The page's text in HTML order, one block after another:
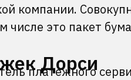
компании.
это пакет
Дорси
платежного